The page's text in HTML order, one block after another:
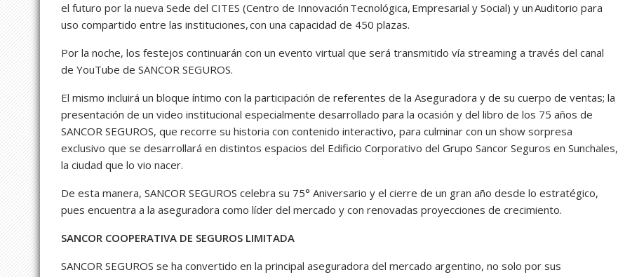
el futuro por la nueva Sede del CITES (Centro de Innovación Tecnológica, Empresarial y Social) y un Auditorio para
uso compartido entre las instituciones, con una capacidad de 450 plazas.
Por la noche, los festejos continuarán con un evento virtual que será transmitido vía streaming a través del canal
de YouTube de SANCOR SEGUROS.
El mismo incluirá un bloque íntimo con la participación de referentes de la Aseguradora y de su cuerpo de ventas; la
presentación de un video institucional especialmente desarrollado para la ocasión y del libro de los 75 años de
SANCOR SEGUROS, que recorre su historia con contenido interactivo, para culminar con un show sorpresa
exclusivo que se desarrollará en distintos espacios del Edificio Corporativo del Grupo Sancor Seguros en Sunchales,
la ciudad que lo vio nacer.
De esta manera, SANCOR SEGUROS celebra su 75° Aniversario y el cierre de un gran año desde lo estratégico,
pues encuentra a la aseguradora como líder del mercado y con renovadas proyecciones de crecimiento.
SANCOR COOPERATIVA DE SEGUROS LIMITADA
SANCOR SEGUROS se ha convertido en la principal aseguradora del mercado argentino, no solo por sus